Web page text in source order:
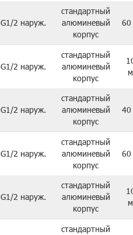
G1/2 наруж.
стандартный
алюминевый
корпус
G1/2 наруж.
стандартный
алюминевый
корпус
G1/2 наруж.
стандартный
алюминевый
корпус
G1/2 наруж.
стандартный
алюминевый
корпус
G1/2 наруж.
стандартный
алюминевый
корпус
стандартный